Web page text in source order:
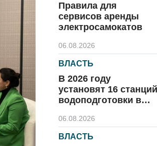
Правила для
сервисов аренды
электросамокатов
06.08.2026
ВЛАСТЬ
В 2026 году
установят 16 станций
водоподготовки в
06.08.2026
ВЛАСТЬ